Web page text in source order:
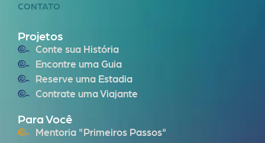
CONTATO
Projetos
Conte sua História
Encontre uma Guia
Reserve uma Estadia
Contrate uma Viajante
Para Você
Mentoria "Primeiros Passos"